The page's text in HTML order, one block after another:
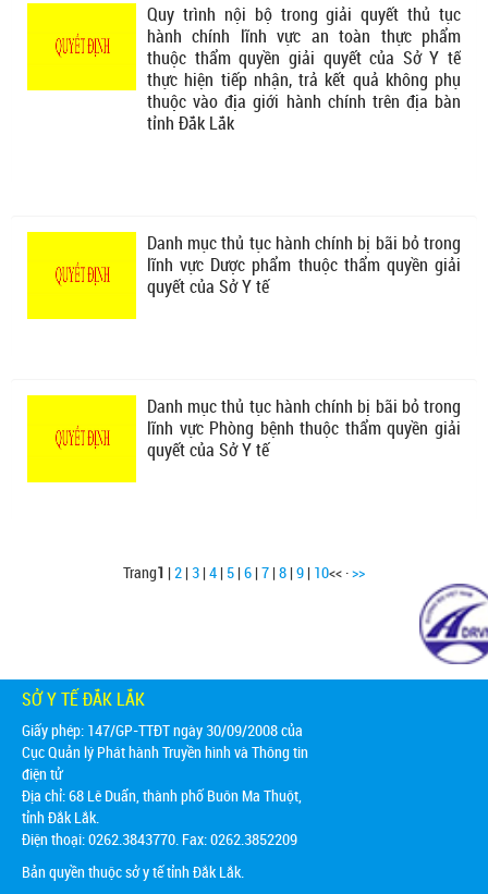
Quy trình nội bộ trong giải quyết thủ tục
hành chính lĩnh vực an toàn thực phẩm
thuộc thẩm quyền giải quyết của Sở Y tế
thực hiện tiếp nhận, trả kết quả không phụ
thuộc vào địa giới hành chính trên địa bàn
tỉnh Đắk Lắk
Danh mục thủ tục hành chính bị bãi bỏ trong
lĩnh vực Dược phẩm thuộc thẩm quyền giải
quyết của Sở Y tế
Danh mục thủ tục hành chính bị bãi bỏ trong
lĩnh vực Phòng bệnh thuộc thẩm quyền giải
quyết của Sở Y tế
Trang1 | 2 | 3 | 4 | 5 | 6 | 7 | 8 | 9 | 10<< ·>>
SỞ Y TẾ ĐẮK LẮK
Giấy phép: 147/GP-TTĐT ngày 30/09/2008 của
Cục Quản lý Phát hành Truyền hình và Thông tin
điện tử
Địa chỉ:68 Lê Duẩn, thành phố Buôn Ma Thuột,
tỉnh Đắk Lắk.
Điện thoại: 0262.3843770. Fax: 0262.3852209
Bản quyền thuộc sở y tế tỉnh Đắk Lắk.